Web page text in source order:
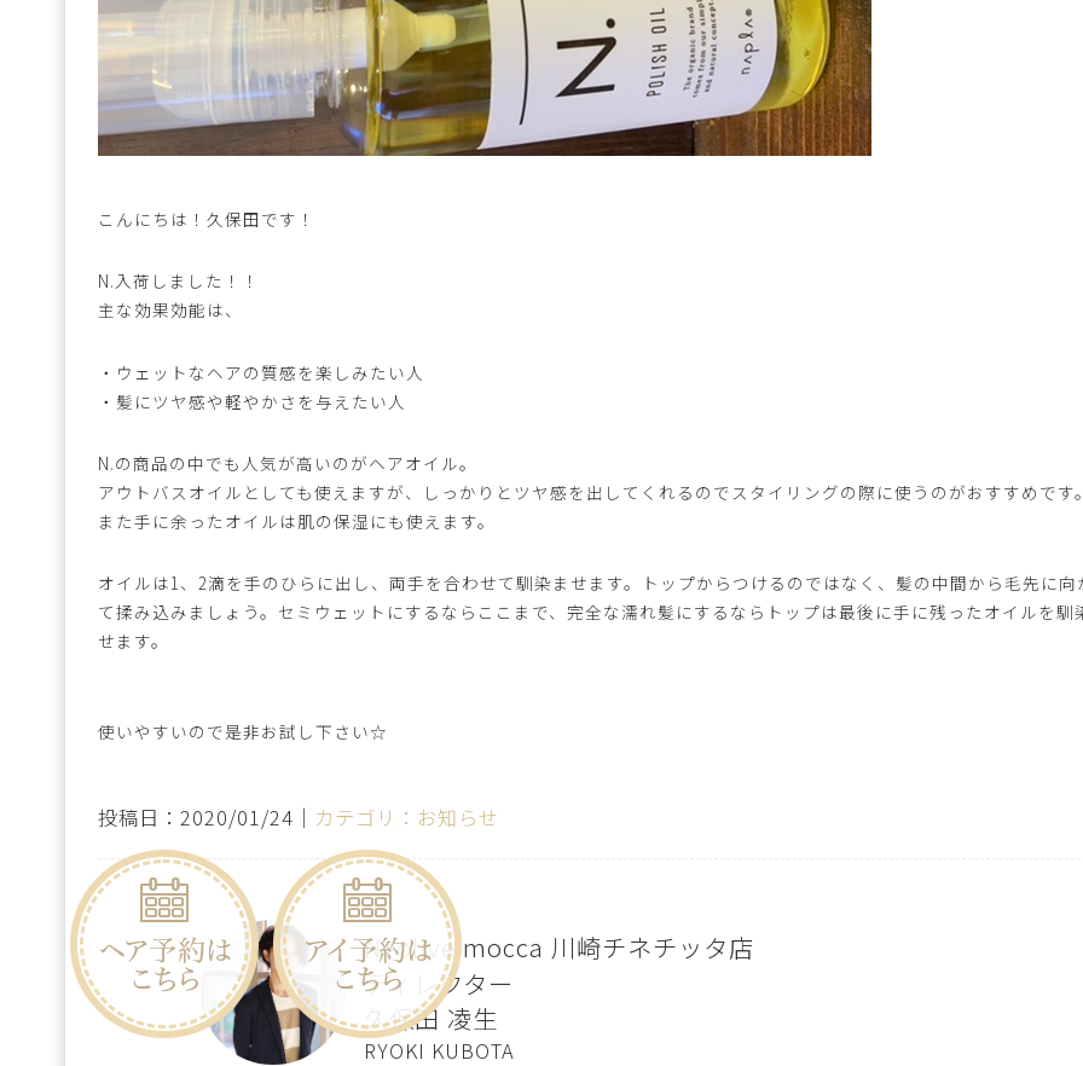
こんにちは！久保田です！
N.入荷しました！！
主な効果効能は、
・ウェットなヘアの質感を楽しみたい人
・髪にツヤ感や軽やかさを与えたい人
N.の商品の中でも人気が高いのがヘアオイル。
アウトバスオイルとしても使えますが、しっかりとツヤ感を出してくれるのでスタイリングの際に使うのがおすすめです
また手に余ったオイルは肌の保湿にも使えます。
オイルは1、2滴を手のひらに出し、両手を合わせて馴染ませます。トップからつけるのではなく、髪の中間から毛先に向
て揉み込みましょう。セミウェットにするならここまで、完全な濡れ髪にするならトップは最後に手に残ったオイルを馴
せます。
使いやすいので是非お試し下さい☆
投稿日：2020/01/24｜ カテゴリ：お知らせ
Neolive mocca 川崎チネチッタ店
ディレクター
久保田 凌生
RYOKI KUBOTA